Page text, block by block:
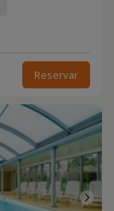
Reservar